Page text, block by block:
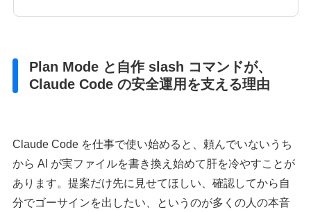
Plan Mode と自作 slash コマンドが、
Claude Code の安全運用を支える理由
Claude Code を仕事で使い始めると、頼んでいないうち
から AI が実ファイルを書き換え始めて肝を冷やすことが
あります。提案だけ先に見せてほしい、確認してから自
分でゴーサインを出したい、というのが多くの人の本音